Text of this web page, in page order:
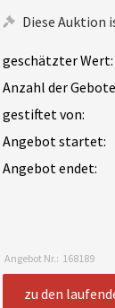
Diese Auktion
geschätzter Wert:
Anzahl der
gestiftet von:
Angebot startet:
Angebot endet:
Angebot Nr.: 168189
zu den